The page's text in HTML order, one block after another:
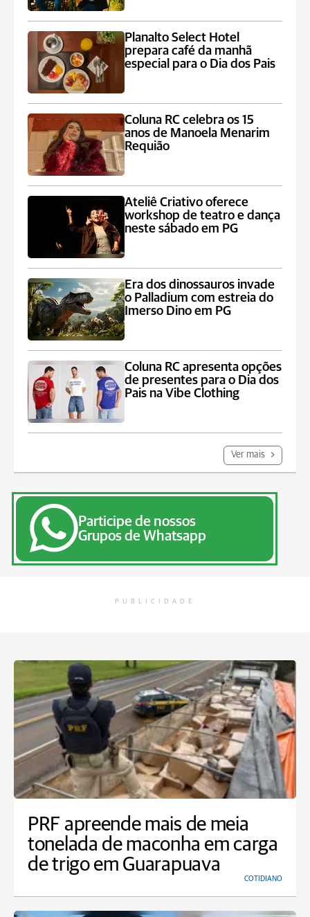
Planalto Select Hotel
prepara café da manhã
especial para o Dia dos Pais
Coluna RC celebra os 15
anos de Manoela Menarim
Requião
Ateliê Criativo oferece
workshop de teatro e dança
neste sábado em PG
Era dos dinossauros invade
o Palladium com estreia do
Imerso Dino em PG
Coluna RC apresenta opções
de presentes para o Dia dos
Pais na Vibe Clothing
Ver mais
Participe de nossos
Grupos de Whatsapp
PUBLICIDADE
PRF apreende mais de meia
tonelada de maconha em carga
de trigo em Guarapuava
COTIDIANO